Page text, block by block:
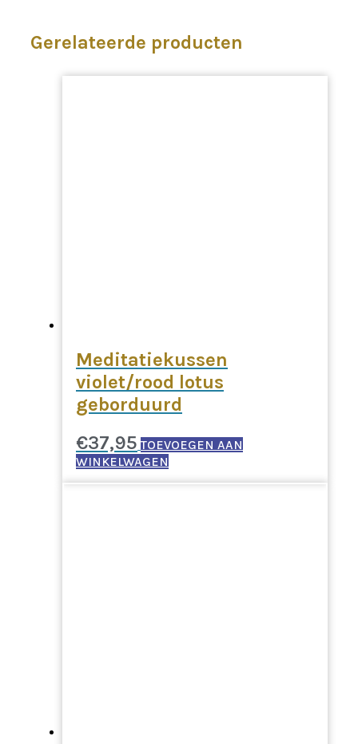
Gerelateerde producten
Meditatiekussen
violet/rood lotus
geborduurd
€37,95 TOEVOEGEN AAN
WINKELWAGEN